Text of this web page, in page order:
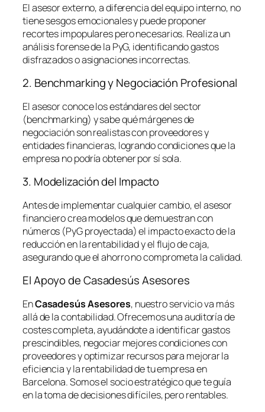
El asesor externo, a diferencia del equipo interno, no
tiene sesgos emocionales y puede proponer
recortes impopulares pero necesarios. Realiza un
análisis forense de la PyG, identificando gastos
disfrazados o asignaciones incorrectas.
2. Benchmarking y Negociación Profesional
El asesor conoce los estándares del sector
(benchmarking) y sabe qué márgenes de
negociación son realistas con proveedores y
entidades financieras, logrando condiciones que la
empresa no podría obtener por sí sola.
3. Modelización del Impacto
Antes de implementar cualquier cambio, el asesor
financiero crea modelos que demuestran con
números (PyG proyectada) el impacto exacto de la
reducción en la rentabilidad y el flujo de caja,
asegurando que el ahorro no comprometa la calidad.
El Apoyo de Casadesús Asesores
EnCasadesús Asesores, nuestro servicio va más
allá de la contabilidad. Ofrecemos una auditoría de
costes completa, ayudándote a identificar gastos
prescindibles, negociar mejores condiciones con
proveedores y optimizar recursos para mejorar la
eficiencia y la rentabilidad de tu empresa en
Barcelona. Somos el socio estratégico que te guía
en la toma de decisiones difíciles, pero rentables.